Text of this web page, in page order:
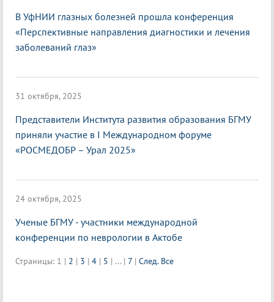
В УфНИИ глазных болезней прошла конференция
«Перспективные направления диагностики и лечения
заболеваний глаз»
31 октября, 2025
Представители Института развития образования БГМУ
приняли участие в I Международном форуме
«РОСМЕДОБР – Урал 2025»
24 октября, 2025
Ученые БГМУ - участники международной
конференции по неврологии в Актобе
Страницы: 1 | 2 | 3 | 4 | 5 | ... | 7 | След. Все